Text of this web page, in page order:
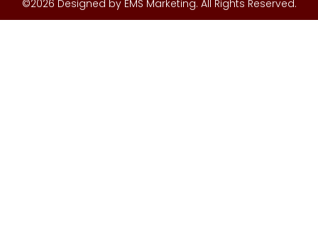
©2026 Designed by EMS Marketing. All Rights Reserved.